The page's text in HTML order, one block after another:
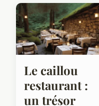
Le caillou
restaurant :
un trésor